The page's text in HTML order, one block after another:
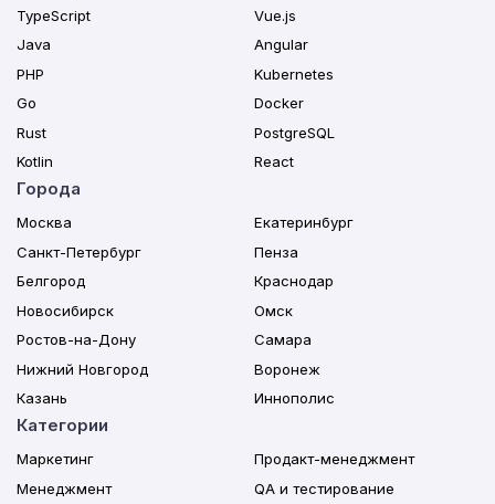
TypeScript
Java
PHP
Go
Rust
Kotlin
Vue.js
Angular
Kubernetes
Docker
PostgreSQL
React
Города
Москва
Санкт-Петербург
Белгород
Новосибирск
Ростов-на-Дону
Нижний Новгород
Казань
Екатеринбург
Пенза
Краснодар
Омск
Самара
Воронеж
Иннополис
Категории
Маркетинг
Менеджмент
Продакт-менеджмент
QA и тестирование